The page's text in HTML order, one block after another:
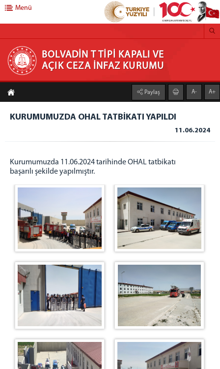
BOLVADİN T TİPİ KAPALI VE AÇIK CEZA İNFAZ
KURUMU
ANASAYFA
ADALET BAKANLIĞI
İLETİŞİM
Menü
BOLVADİN T TİPİ KAPALI VE
AÇIK CEZA İNFAZ KURUMU
Paylaş A- A+
KURUMUMUZDA OHAL TATBİKATI YAPILDI
11.06.2024
Kurumumuzda 11.06.2024 tarihinde OHAL tatbikatı
başarılı şekilde yapılmıştır.